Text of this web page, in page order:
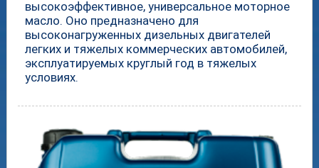
высокоэффективное, универсальное моторное
масло. Оно предназначено для
высоконагруженных дизельных двигателей
легких и тяжелых коммерческих автомобилей,
эксплуатируемых круглый год в тяжелых
условиях.